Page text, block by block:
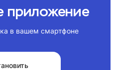
приложение
в вашем смартфоне